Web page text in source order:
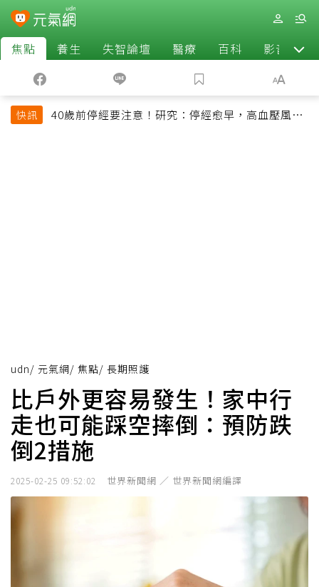
焦點 養生 失智論壇 醫療 百科 影音
快訊
40歲前停經要注意！研究：停經愈早，高血壓風險
udn/ 元氣網/ 焦點/ 長期照護
比戶外更容易發生！家中行
走也可能踩空摔倒：預防跌
倒2措施
2025-02-25 09:52:02 世界新聞網 ／ 世界新聞網編譯